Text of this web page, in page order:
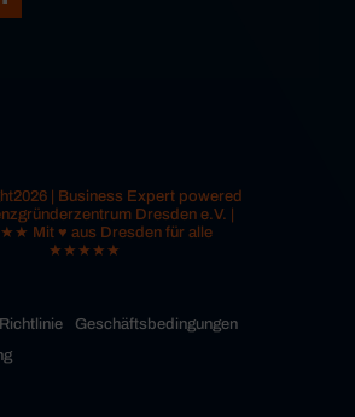
| Business Expert powered
Dresden e.V. |
Mit ♥ aus Dresden für alle
★★★★★
Geschäftsbedingungen